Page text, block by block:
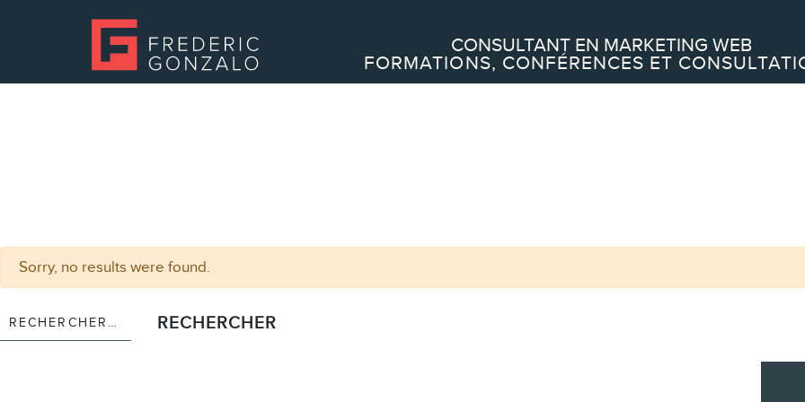
CONSULTANT EN MARKETING WEB
FORMATIONS, CONFÉRENCES ET
Sorry, no results were found.